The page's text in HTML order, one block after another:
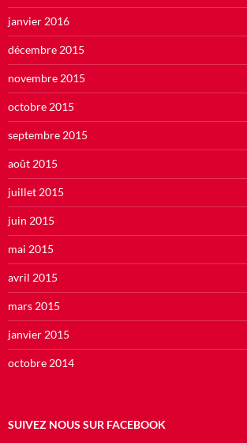
janvier 2016
décembre 2015
novembre 2015
octobre 2015
septembre 2015
août 2015
juillet 2015
juin 2015
mai 2015
avril 2015
mars 2015
janvier 2015
octobre 2014
SUIVEZ NOUS SUR FACEBOOK